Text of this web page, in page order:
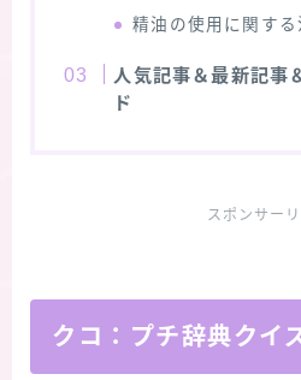
精油の使用に関する
人気記事＆最新記事
ド
スポンサー
クコ：プチ辞典クイ